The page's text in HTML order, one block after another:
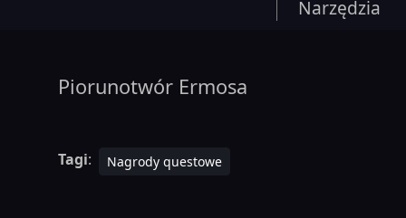
Narzędzia
Piorunotwór Ermosa
Tagi: Nagrody questowe